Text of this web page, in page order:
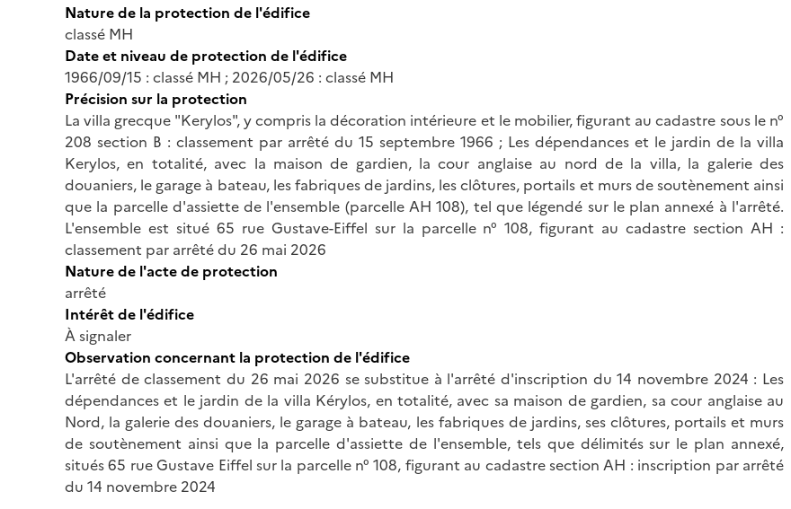
Nature de la protection de l'édifice
classé MH
Date et niveau de protection de l'édifice
1966/09/15 : classé MH ; 2026/05/26 : classé MH
Précision sur la protection
La villa grecque "Kerylos", y compris la décoration intérieure et le mobilier, figurant au cadastre sous le n°
208 section B : classement par arrêté du 15 septembre 1966 ; Les dépendances et le jardin de la villa
Kerylos, en totalité, avec la maison de gardien, la cour anglaise au nord de la villa, la galerie des
douaniers, le garage à bateau, les fabriques de jardins, les clôtures, portails et murs de soutènement ainsi
que la parcelle d'assiette de l'ensemble (parcelle AH 108), tel que légendé sur le plan annexé à l'arrêté.
L'ensemble est situé 65 rue Gustave-Eiffel sur la parcelle n° 108, figurant au cadastre section AH :
classement par arrêté du 26 mai 2026
Nature de l'acte de protection
arrêté
Intérêt de l'édifice
À signaler
Observation concernant la protection de l'édifice
L'arrêté de classement du 26 mai 2026 se substitue à l'arrêté d'inscription du 14 novembre 2024 : Les
dépendances et le jardin de la villa Kérylos, en totalité, avec sa maison de gardien, sa cour anglaise au
Nord, la galerie des douaniers, le garage à bateau, les fabriques de jardins, ses clôtures, portails et murs
de soutènement ainsi que la parcelle d'assiette de l'ensemble, tels que délimités sur le plan annexé,
situés 65 rue Gustave Eiffel sur la parcelle n° 108, figurant au cadastre section AH : inscription par arrêté
du 14 novembre 2024